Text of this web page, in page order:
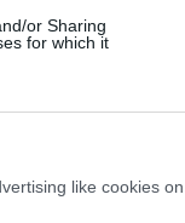
or Sharing
for which it
like cookies on
fűzte a
Ha